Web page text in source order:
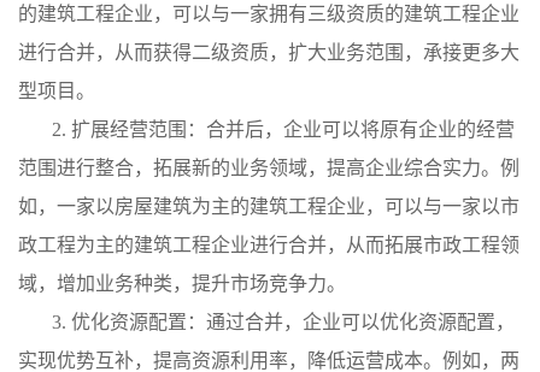
的建筑工程企业，可以与一家拥有三级资质的建筑工程企业
进行合并，从而获得二级资质，扩大业务范围，承接更多大
型项目。
2. 扩展经营范围：合并后，企业可以将原有企业的经营
范围进行整合，拓展新的业务领域，提高企业综合实力。例
如，一家以房屋建筑为主的建筑工程企业，可以与一家以市
政工程为主的建筑工程企业进行合并，从而拓展市政工程领
域，增加业务种类，提升市场竞争力。
3. 优化资源配置：通过合并，企业可以优化资源配置，
实现优势互补，提高资源利用率，降低运营成本。例如，两